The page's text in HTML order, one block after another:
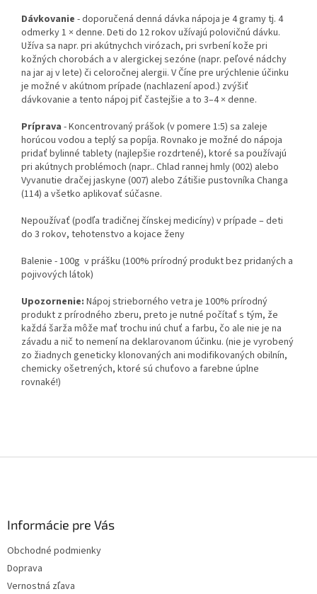
Dávkovanie - doporučená denná dávka nápoja je 4 gramy tj. 4
odmerky 1 × denne. Deti do 12 rokov užívajú polovičnú dávku.
Užíva sa napr. pri akútnychch virózach, pri svrbení kože pri
kožných chorobách a v alergickej sezóne (napr. peľové nádchy
na jar aj v lete) či celoročnej alergii. V Číne pre urých­lenie účinku
je možné v akútnom prípade (nachlazení apod.) zvýšiť
dávkovanie a tento nápoj piť častejšie a to 3–4 × denne.
Príprava - Koncentrovaný prášok (v pomere 1:5) sa zaleje
horúcou vodou a teplý sa popíja. Rovnako je možné do nápoja
pridať bylinné tablety (najlepšie rozdrtené), ktoré sa používajú
pri akútnych problémoch (napr.. Chlad rannej hmly (002) alebo
Vyvanutie dračej jaskyne (007) alebo Zátišie pustovníka Changa
(114) a všetko aplikovať súčasne.
Nepoužívať (podľa tradičnej čínskej medicíny) v prípade – deti
do 3 rokov, tehotenstvo a kojace ženy
Balenie - 100g v prášku (100% prírodný produkt bez pridaných a
pojivových látok)
Upozornenie: Nápoj strieborného vetra je 100% prírodný
produkt z prírodného zberu, preto je nutné počítať s tým, že
každá šarža môže mať trochu inú chuť a farbu, čo ale nie je na
závadu a nič to nemení na deklarovanom účinku. (nie je vyrobený
zo žiadnych geneticky klonovaných ani modifikovaných obilnín,
chemicky ošetrených, ktoré sú chuťovo a farebne úplne
rovnaké!)
Informácie pre Vás
Obchodné podmienky
Doprava
Vernostná zľava